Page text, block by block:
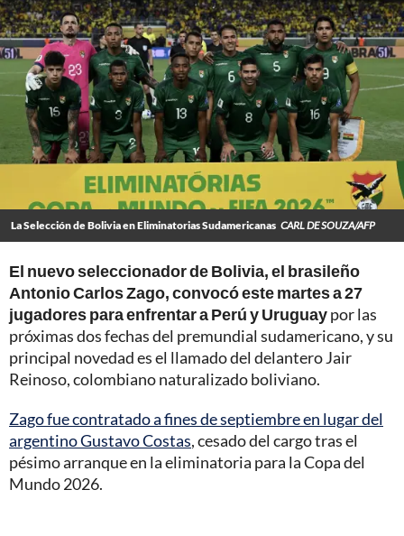
La Selección de Bolivia en Eliminatorias Sudamericanas CARL DE SOUZA/AFP
El nuevo seleccionador de Bolivia, el brasileño
Antonio Carlos Zago, convocó este martes a 27
jugadores para enfrentar a Perú y Uruguaypor las
próximas dos fechas del premundial sudamericano, y su
principal novedad es el llamado del delantero Jair
Reinoso, colombiano naturalizado boliviano.
Zago fue contratado a fines de septiembre en lugar del
argentino Gustavo Costas, cesado del cargo tras el
pésimo arranque en la eliminatoria para la Copa del
Mundo 2026.